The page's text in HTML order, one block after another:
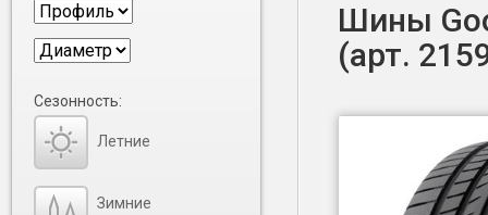
Шины
(арт.
Сезонность:
Летние
Зимние